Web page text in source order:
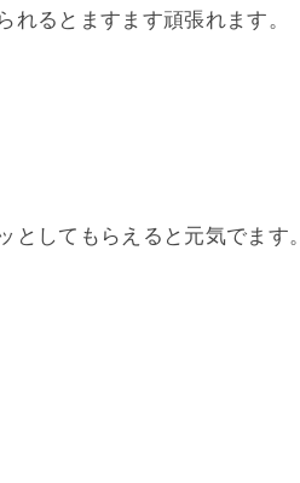
るとますます頑張れます。
してもらえると元気でます。